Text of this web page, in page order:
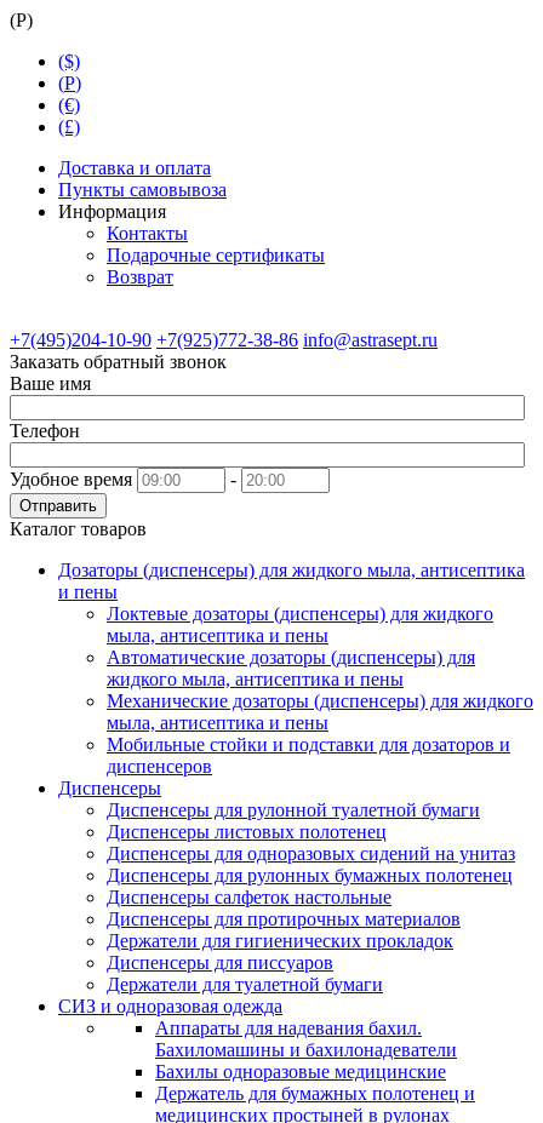
(Р)
($)
(Р)
(€)
(£)
Доставка и оплата
Пункты самовывоза
Информация
Контакты
Подарочные сертификаты
Возврат
+7(495)204-10-90 +7(925)772-38-86 info@astrasept.ru
Заказать обратный звонок
Ваше имя
Телефон
Удобное время -
Отправить
Каталог товаров
Дозаторы (диспенсеры) для жидкого мыла, антисептика
и пены
Локтевые дозаторы (диспенсеры) для жидкого
мыла, антисептика и пены
Автоматические дозаторы (диспенсеры) для
жидкого мыла, антисептика и пены
Механические дозаторы (диспенсеры) для жидкого
мыла, антисептика и пены
Мобильные стойки и подставки для дозаторов и
диспенсеров
Диспенсеры
Диспенсеры для рулонной туалетной бумаги
Диспенсеры листовых полотенец
Диспенсеры для одноразовых сидений на унитаз
Диспенсеры для рулонных бумажных полотенец
Диспенсеры салфеток настольные
Диспенсеры для протирочных материалов
Держатели для гигиенических прокладок
Диспенсеры для писсуаров
Держатели для туалетной бумаги
СИЗ и одноразовая одежда
Аппараты для надевания бахил.
Бахиломашины и бахилонадеватели
Бахилы одноразовые медицинские
Держатель для бумажных полотенец и
медицинских простыней в рулонах